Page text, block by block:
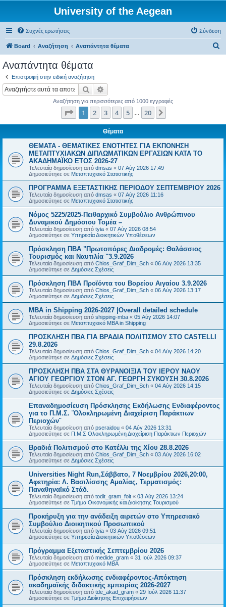
University of the Aegean
Συχνές ερωτήσεις Σύνδεση
Board Αναζήτηση Αναπάντητα θέματα
Αναπάντητα θέματα
Επιστροφή στην ειδική αναζήτηση
Αναζήτηση
Αναζήτηση για περισσότερες από 1000 εγγραφές
Σελίδα από20
1 2 3 4 5 20
Θέματα
ΘΕΜΑΤΑ - ΘΕΜΑΤΙΚΕΣ ΕΝΟΤΗΤΕΣ ΓΙΑ ΕΚΠΟΝΗΣΗ
ΜΕΤΑΠΤΥΧΙΑΚΩΝ ΔΙΠΛΩΜΑΤΙΚΩΝ ΕΡΓΑΣΙΩΝ ΚΑΤΑ ΤΟ
ΑΚΑΔΗΜΑΪΚΟ ΕΤΟΣ 2026-27
Τελευταία δημοσίευση από dmsas « 07 Αύγ 2026 17:49
Δημοσιεύτηκε σε Μεταπτυχιακό Στατιστικής
ΠΡΟΓΡΑΜΜΑ ΕΞΕΤΑΣΤΙΚΗΣ ΠΕΡΙΟΔΟΥ ΣΕΠΤΕΜΒΡΙΟΥ 2026
Τελευταία δημοσίευση από dmsas « 07 Αύγ 2026 11:16
Δημοσιεύτηκε σε Μεταπτυχιακό Στατιστικής
Νόμος 5225/2025-Πειθαρχικό Συμβούλιο Ανθρώπινου
Δυναμικού Δημόσιου Τομέα –
Τελευταία δημοσίευση από tyia « 07 Αύγ 2026 08:54
Δημοσιεύτηκε σε Υπηρεσία Διοικητικών Υποθέσεων
Πρόσκληση ΠΒΑ "Πρωτοπόρες Διαδρομές: Θαλάσσιος
Τουρισμός και Ναυτιλία "3.9.2026
Τελευταία δημοσίευση από Chios_Graf_Dim_Sch « 06 Αύγ 2026 13:35
Δημοσιεύτηκε σε Δημόσιες Σχέσεις
Πρόσκληση ΠΒΑ Προϊόντα του Βορείου Αιγαίου 3.9.2026
Τελευταία δημοσίευση από Chios_Graf_Dim_Sch « 06 Αύγ 2026 13:17
Δημοσιεύτηκε σε Δημόσιες Σχέσεις
MBA in Shipping 2026-2027 |Overall detailed schedule
Τελευταία δημοσίευση από shipping-mba « 05 Αύγ 2026 14:07
Δημοσιεύτηκε σε Μεταπτυχιακό MBA in Shipping
ΠΡΟΣΚΛΗΣΗ ΠΒΑ ΓΙΑ ΒΡΑΔΙΑ ΠΟΛΙΤΙΣΜΟΥ ΣΤΟ CASTELLI
29.8.2026
Τελευταία δημοσίευση από Chios_Graf_Dim_Sch « 04 Αύγ 2026 14:20
Δημοσιεύτηκε σε Δημόσιες Σχέσεις
ΠΡΟΣΚΛΗΣΗ ΠΒΑ ΣΤΑ ΘΥΡΑΝΟΙΞΙΑ ΤΟΥ ΙΕΡΟΥ ΝΑΟΥ
ΑΓΙΟΥ ΓΕΩΡΓΙΟΥ ΣΤΟΝ ΑΓ. ΓΕΩΡΓΗ ΣΥΚΟΥΣΗ 30.8.2026
Τελευταία δημοσίευση από Chios_Graf_Dim_Sch « 04 Αύγ 2026 14:15
Δημοσιεύτηκε σε Δημόσιες Σχέσεις
Επαναδημοσίευση Πρόσκλησης Εκδήλωσης Ενδιαφέροντος
για το Π.Μ.Σ. ¨Ολοκληρωμένη Διαχείριση Παράκτιων
Περιοχών¨
Τελευταία δημοσίευση από pseraidou « 04 Αύγ 2026 13:31
Δημοσιεύτηκε σε Π.Μ.Σ Ολοκληρωμένη Διαχείριση Παράκτιων Περιοχών
Βραδιά Πολιτισμού στο Κατέλλι της Χίου 28.8.2026
Τελευταία δημοσίευση από Chios_Graf_Dim_Sch « 03 Αύγ 2026 16:02
Δημοσιεύτηκε σε Δημόσιες Σχέσεις
Universities Night Run,Σάββατο, 7 Νοεμβρίου 2026,20:00,
Αφετηρία: Λ. Βασιλίσσης Αμαλίας, Τερματισμός:
Παναθηναϊκό Στάδ.
Τελευταία δημοσίευση από todit_gram_foit « 03 Αύγ 2026 13:24
Δημοσιεύτηκε σε Τμήμα Οικονομικής και Διοίκησης Τουρισμού
Προκήρυξη για την ανάδειξη αιρετών στο Υπηρεσιακό
Συμβούλιο Διοικητικού Προσωπικού
Τελευταία δημοσίευση από tyia « 03 Αύγ 2026 09:51
Δημοσιεύτηκε σε Υπηρεσία Διοικητικών Υποθέσεων
Πρόγραμμα Εξεταστικής Σεπτεμβρίου 2026
Τελευταία δημοσίευση από medide_gram « 31 Ιούλ 2026 09:37
Δημοσιεύτηκε σε Μεταπτυχιακό MBA
Πρόσκληση εκδήλωσης ενδιαφέροντος-Απόκτηση
ακαδημαϊκής διδακτικής εμπειρίας 2026-2027
Τελευταία δημοσίευση από tde_akad_gram « 29 Ιούλ 2026 11:37
Δημοσιεύτηκε σε Τμήμα Διοίκησης Επιχειρήσεων